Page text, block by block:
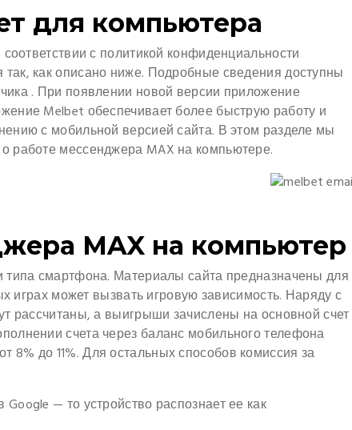
для компьютера
с политикой конфиденциальности
как описано ниже. Подробные сведения доступны
. При появлении новой версии приложение
Melbet обеспечивает более быструю работу и
с мобильной версией сайта. В этом разделе мы
работе мессенджера MAX на компьютере.
MAX на компьютер
типа смартфона. Материалы сайта предназначены для
играх может вызвать игровую зависимость. Наряду с
рассчитаны, а выигрыши зачислены на основной счет
счета через баланс мобильного телефона
до 11%. Для остальных способов комиссия за
— то устройство распознает ее как